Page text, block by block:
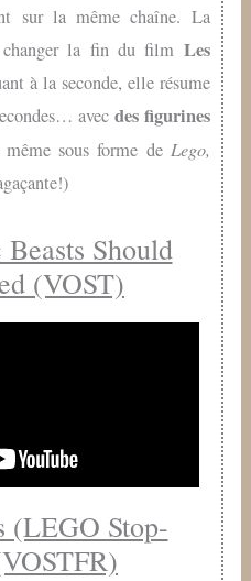
sur la même chaîne. La
changer la fin du film Les
à la seconde, elle résume
avec des figurines
sous forme de Lego,
Should
(VOST)
(LEGO Stop-